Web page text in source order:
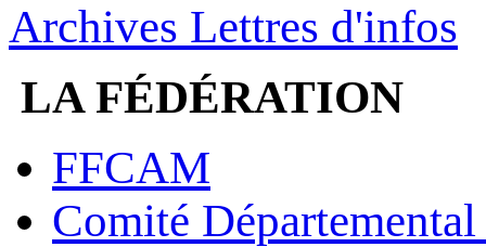
Archives Lettres d'infos
LA FÉDÉRATION
FFCAM
Comité